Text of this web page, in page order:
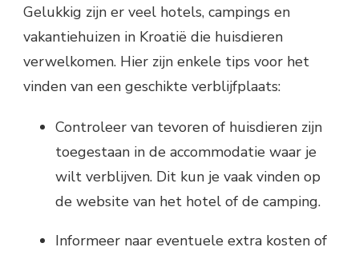
Gelukkig zijn er veel hotels, campings en
vakantiehuizen in Kroatië die huisdieren
verwelkomen. Hier zijn enkele tips voor het
vinden van een geschikte verblijfplaats:
Controleer van tevoren of huisdieren zijn
toegestaan in de accommodatie waar je
wilt verblijven. Dit kun je vaak vinden op
de website van het hotel of de camping.
Informeer naar eventuele extra kosten of